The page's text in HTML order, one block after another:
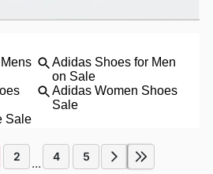
2 ... 4 5